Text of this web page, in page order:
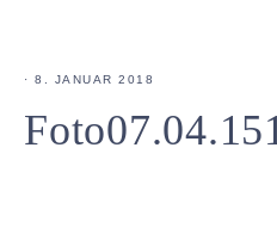
· 8. JANUAR 2018